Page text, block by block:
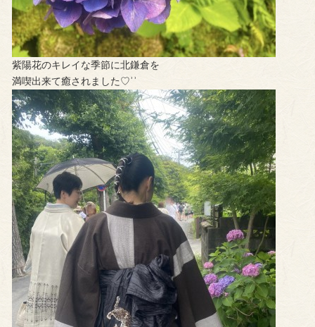
紫陽花のキレイな季節に北鎌倉を
満喫出来て癒されました♡︎ʾʾ